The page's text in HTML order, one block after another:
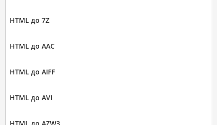
HTML до 7Z
HTML до AAC
HTML до AIFF
HTML до AVI